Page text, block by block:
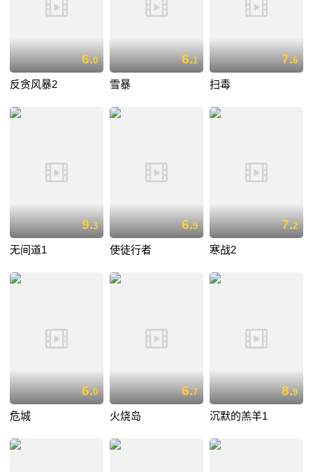
6.0
反贪风暴2
6.1
雪暴
7.6
扫毒
9.3
无间道1
6.9
使徒行者
7.2
寒战2
6.0
危城
6.7
火烧岛
8.9
沉默的羔羊1